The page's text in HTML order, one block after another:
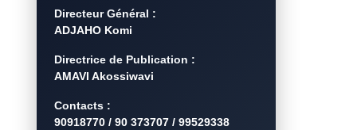
Directeur Général :
ADJAHO Komi
Directrice de Publication :
AMAVI Akossiwavi
Contacts :
90918770 / 90 373707 / 99529338